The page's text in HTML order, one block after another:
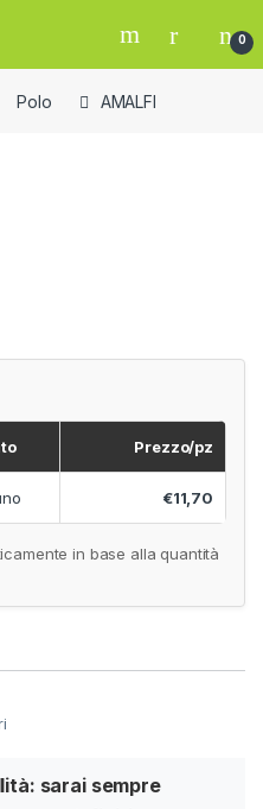
0
Polo AMALFI
Prezzo/pz
€11,70
in base alla quantità
sarai sempre